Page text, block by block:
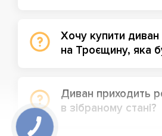
Хочу купити
на Троєщину, яка
Диван приходить
в зібраному стані?